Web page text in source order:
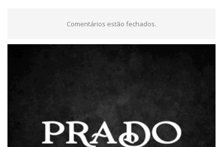
Comentários estão fechados.